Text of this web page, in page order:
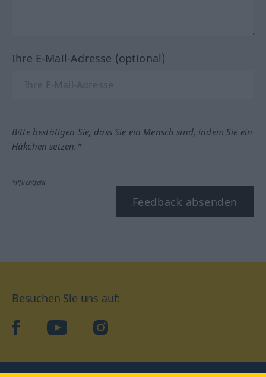
Ihre E-Mail-Adresse (optional)
Bitte bestätigen Sie, dass Sie ein Mensch sind, indem Sie ein
Häkchen setzen.*
*Pflichtfeld
Feedback absenden
Besuchen Sie uns auf:
facebookYouTube Instagram